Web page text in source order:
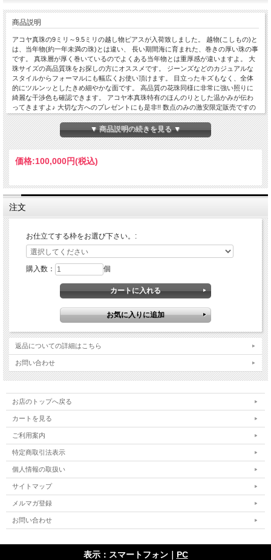
商品説明
アコヤ真珠の9ミリ～9.5ミリの越し物ピアスが入荷致しました。 越物(こしもの)と
は、当年物(約一年未満の珠)とは違い、 長い期間海に育まれた、巻きの厚い珠の事
です。 真珠層が厚く巻いているのでよくある当年物とは重厚感が違いますよ。 大
珠サイズの高品質珠をお探しの方にオススメです。 ジーンズなどのカジュアルな
スタイルからフォーマルにも幅広くお使い頂けます。 目立ったキズもなく、全体
的にツルンッとしたきめ細やかな面です。 高品質の花珠同様に非常に強い照りに
綺麗な干渉色も確認できます。 アコヤ本真珠特有のほんのりとした温かみが伝わ
ってきますよ♪ 大切な方へのプレゼントにも是非!! 数点のみの激安限定販売ですの
でお早めに。 ケースに入れて宅配便(送料無料)にてお届け致します。
【真珠の種類】アコヤ真珠
【真珠の色】ホワイトピンク系
【真珠の形】ラウンド
【真珠の大きさ】9.0mm-9.5mm
【真珠のグレード】
■巻き： 厚い★☆☆☆☆薄い(厚い)
■キズ： 少数★☆☆☆☆多い(ほぼ無し)
【金具・材質】18金(K18)/14金ホワイトゴールド(K14WG)、キャッチ：シリコン
(K18/K14WG)
▼ 商品説明の続きを見る ▼
価格:100,000円(税込)
注文
お仕立てする枠をお選び下さい。:
購入数： 個
返品についての詳細はこちら
お問い合わせ
お店のトップへ戻る
カートを見る
ご利用案内
特定商取引法表示
個人情報の取扱い
サイトマップ
メルマガ登録
お問い合わせ
表示：スマートフォン｜ PC